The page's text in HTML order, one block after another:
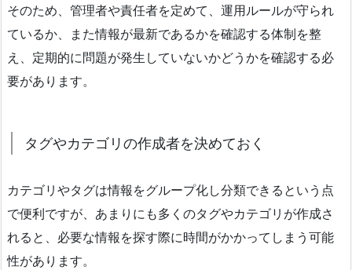
そのため、管理者や責任者を定めて、運用ルールが守られ
ているか、また情報が最新であるかを確認する体制を整
え、定期的に問題が発生していないかどうかを確認する必
要があります。
タグやカテゴリの作成者を決めておく
カテゴリやタグは情報をグループ化し分類できるという点
で便利ですが、あまりにも多くのタグやカテゴリが作成さ
れると、必要な情報を探す際に時間がかかってしまう可能
性があります。